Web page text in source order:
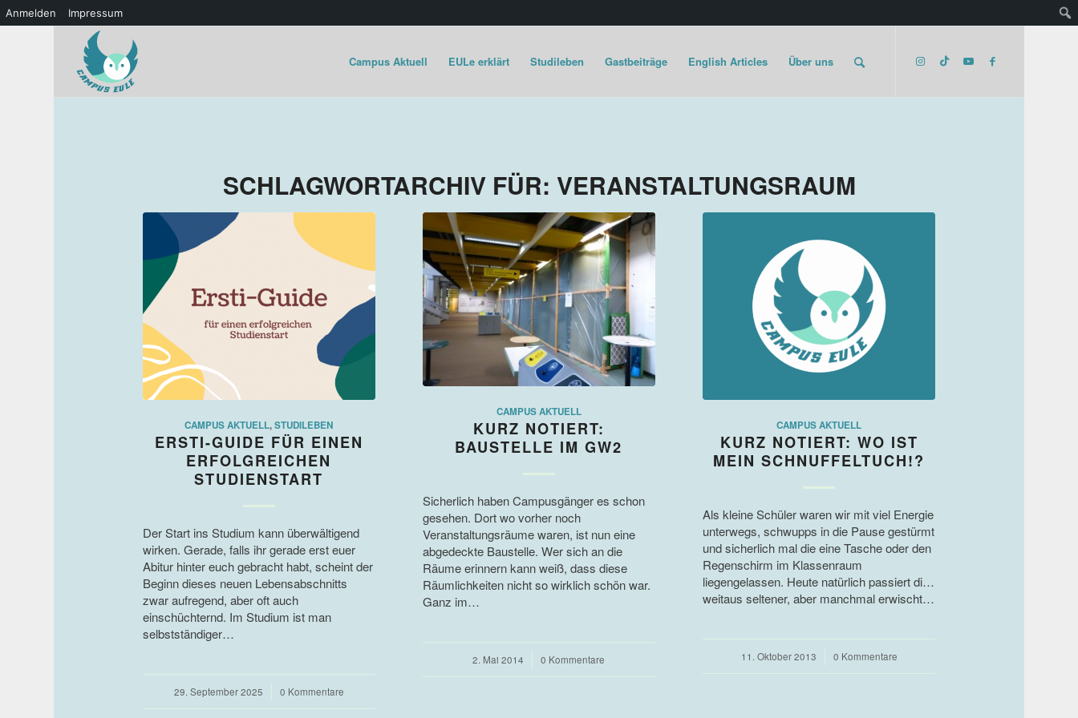
Anmelden Impressum
Campus Aktuell EULe erklärt Studileben Gastbeiträge English Articles Über uns
SCHLAGWORTARCHIV FÜR: VERANSTALTUNGSRAUM
CAMPUS AKTUELL,STUDILEBEN
ERSTI-GUIDE FÜR EINEN
ERFOLGREICHEN
STUDIENSTART
Der Start ins Studium kann überwältigend
wirken. Gerade, falls ihr gerade erst euer
Abitur hinter euch gebracht habt, scheint der
Beginn dieses neuen Lebensabschnitts
zwar aufregend, aber oft auch
einschüchternd. Im Studium ist man
selbstständiger…
29. September 2025
/ 0 Kommentare
CAMPUS AKTUELL
KURZ NOTIERT:
BAUSTELLE IM GW2
Sicherlich haben Campusgänger es schon
gesehen. Dort wo vorher noch
Veranstaltungsräume waren, ist nun eine
abgedeckte Baustelle. Wer sich an die
Räume erinnern kann weiß, dass diese
Räumlichkeiten nicht so wirklich schön war.
Ganz im…
2. Mai 2014 0 Kommentare
CAMPUS AKTUELL
KURZ NOTIERT: WO IST
MEIN SCHNUFFELTUCH!?
Als kleine Schüler waren wir mit viel Energie
unterwegs, schwupps in die Pause gestürmt
und sicherlich mal die eine Tasche oder den
Regenschirm im Klassenraum
liegengelassen. Heute natürlich passiert dies
weitaus seltener, aber manchmal erwischt…
11. Oktober 2013
/ 0 Kommentare